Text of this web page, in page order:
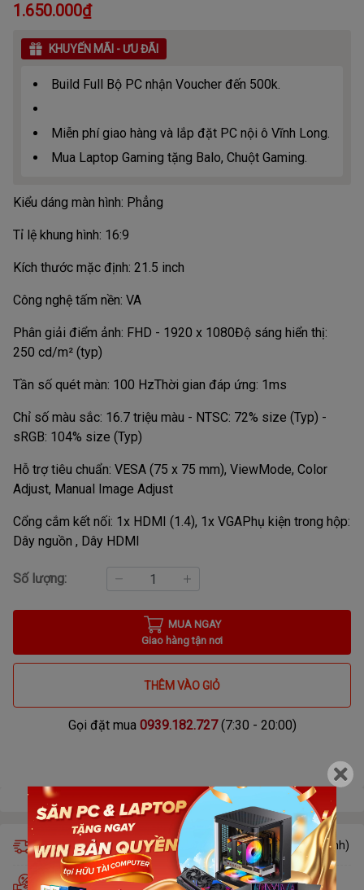
1.650.000₫
KHUYẾN MÃI - ƯU ĐÃI
Build Full Bộ PC nhận Voucher đến 500k.
Miễn phí giao hàng và lắp đặt PC nội ô Vĩnh Long.
Mua Laptop Gaming tặng Balo, Chuột Gaming.
Kiểu dáng màn hình: Phẳng
Tỉ lệ khung hình: 16:9
Kích thước mặc định: 21.5 inch
Công nghệ tấm nền: VA
Phân giải điểm ảnh: FHD - 1920 x 1080Độ sáng hiển thị:
250 cd/m² (typ)
Tần số quét màn: 100 HzThời gian đáp ứng: 1ms
Chỉ số màu sắc: 16.7 triệu màu - NTSC: 72% size (Typ) -
sRGB: 104% size (Typ)
Hỗ trợ tiêu chuẩn: VESA (75 x 75 mm), ViewMode, Color
Adjust, Manual Image Adjust
Cổng cắm kết nối: 1x HDMI (1.4), 1x VGAPhụ kiện trong hộp:
Dây nguồn , Dây HDMI
Số lượng:
MUA NGAY
Giao hàng tận nơi
THÊM VÀO GIỎ
Gọi đặt mua 0939.182.727(7:30 - 20:00)
Giao hàng miễn phí trong 24h (chỉ áp dụng khu vực nội thành)
Hỗ trợ trả góp nhà tài chính duyệt trong 5 phút